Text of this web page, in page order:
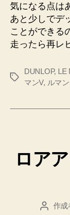
気になる点は
あと少しでデ
ことができる
走ったら再レ
タ
DUNLOP, LE
マンV, ルマ
ロア
投 作成